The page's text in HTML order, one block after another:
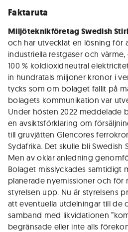
Faktaruta
Miljöteknikföretag Swedish
och har utvecklat en lösning för
industriella restgaser och
100 % koldioxidneutral
in hundratals miljoner kronor i
tycks som om bolaget fallit på
bolagets kommunikation var
Under hösten 2022 meddelade
en avsiktsförklaring om
till gruvjätten Glencores
Sydafrika. Det skulle bli
Men av oklar anledning
Bolaget misslyckades samtidigt
planerade nyemissioner och för
styrelsen upp. Nu är styrelsens
att eventuella utdelningar till de
samband med likvidationen
begränsade eller inte alls